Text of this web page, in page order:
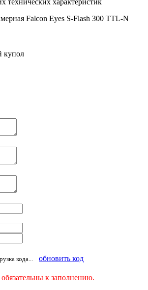
Falcon Eyes S-Flash 300 TTL-N
купол
кода... обновить код
к заполнению.